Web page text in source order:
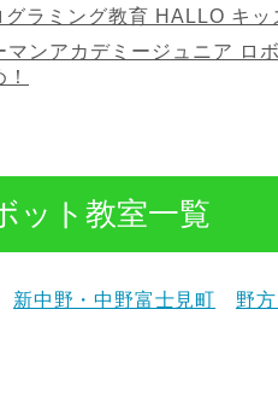
グラミング教育 HALLO キッ
マンアカデミージュニア ロ
ット教室一覧
新中野・中野富士見町 野